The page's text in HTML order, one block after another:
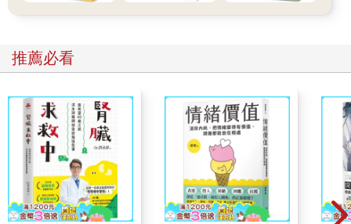
島），但是，不管被貶到哪裡，蘇軾都笑對人生，笑對痛苦，他
【宋詞小帖】
說起蘇東坡，你是否最先想到的是東坡肉呢？
蘇東坡剛被貶到黃州的時候，俸祿很少，家裡人口很多，所以生
計很艱難。但是他發現一個奇怪的現象：黃州的豬肉品質很好，
價格卻很便宜。這是因為當時的富人一般喜歡吃羊肉，不屑於吃
豬肉，而窮人又不知道烹調豬肉的方法，因此豬肉價格很低。蘇
東坡便買了豬肉，自己創造一種烹飪方法，把豬肉做得很好吃，
這就是東坡肉。蘇東坡還專門寫了一篇〈豬肉頌〉，將這種烹飪
推薦必看